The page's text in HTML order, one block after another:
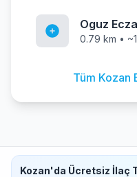
Oguz
0.79 km •
Tüm Kozan
Kozan'da Ücretsiz İlaç